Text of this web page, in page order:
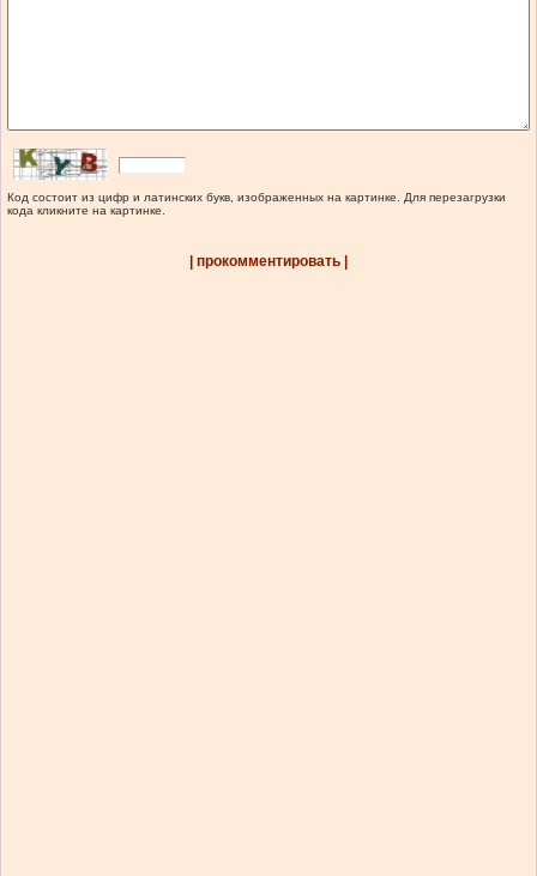
Код состоит из цифр и латинских букв, изображенных на картинке. Для перезагрузки
кода кликните на картинке.
| прокомментировать |